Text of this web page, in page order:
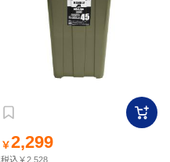
￥2,299
税込￥2,528